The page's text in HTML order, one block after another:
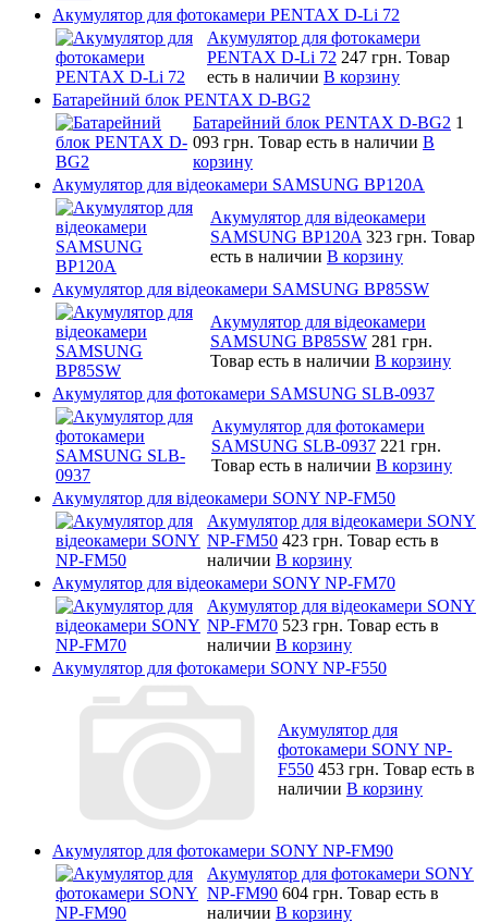
Акумулятор для фотокамери PENTAX D-Li 72
Акумулятор для фотокамери
PENTAX D-Li 72 247 грн. Товар
есть в наличии В корзину
Батарейний блок PENTAX D-BG2
Батарейний блок PENTAX D-BG2 1
093 грн. Товар есть в наличии В
корзину
Акумулятор для відеокамери SAMSUNG BP120A
Акумулятор для відеокамери
SAMSUNG BP120A 323 грн. Товар
есть в наличии В корзину
Акумулятор для відеокамери SAMSUNG BP85SW
Акумулятор для відеокамери
SAMSUNG BP85SW 281 грн.
Товар есть в наличии В корзину
Акумулятор для фотокамери SAMSUNG SLB-0937
Акумулятор для фотокамери
SAMSUNG SLB-0937 221 грн.
Товар есть в наличии В корзину
Акумулятор для відеокамери SONY NP-FM50
Акумулятор для відеокамери SONY
NP-FM50 423 грн. Товар есть в
наличии В корзину
Акумулятор для відеокамери SONY NP-FM70
Акумулятор для відеокамери SONY
NP-FM70 523 грн. Товар есть в
наличии В корзину
Акумулятор для фотокамери SONY NP-F550
Акумулятор для
фотокамери SONY NP-
F550 453 грн. Товар есть в
наличии В корзину
Акумулятор для фотокамери SONY NP-FM90
Акумулятор для фотокамери SONY
NP-FM90 604 грн. Товар есть в
наличии В корзину